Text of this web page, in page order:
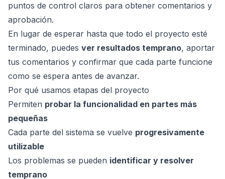
puntos de control claros para obtener comentarios y
aprobación.
En lugar de esperar hasta que todo el proyecto esté
terminado, puedes ver resultados temprano, aportar
tus comentarios y confirmar que cada parte funcione
como se espera antes de avanzar.
Por qué usamos etapas del proyecto
Permiten probar la funcionalidad en partes más
pequeñas
Cada parte del sistema se vuelve progresivamente
utilizable
Los problemas se pueden identificar y resolver
temprano